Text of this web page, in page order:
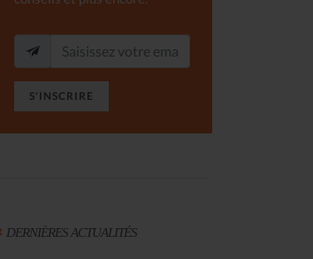
S'INSCRIRE
DERNIÈRES ACTUALITÉS